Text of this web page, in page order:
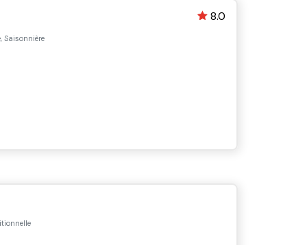
Saisonnière
8.0